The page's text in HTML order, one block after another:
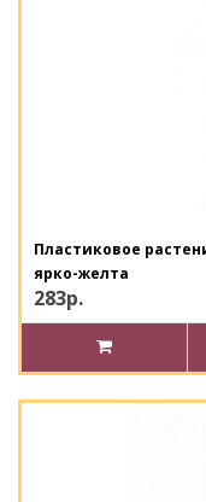
Пластиковое
ярко-желта
283р.